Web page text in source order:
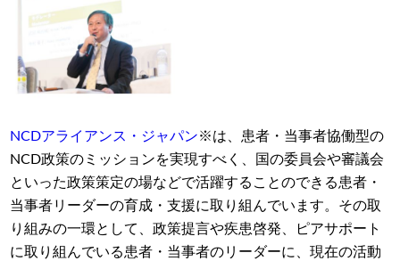
NCDアライアンス・ジャパン※は、患者・当事者協働型の
NCD政策のミッションを実現すべく、国の委員会や審議会
といった政策策定の場などで活躍することのできる患者・
当事者リーダーの育成・支援に取り組んでいます。その取
り組みの一環として、政策提言や疾患啓発、ピアサポート
に取り組んでいる患者・当事者のリーダーに、現在の活動